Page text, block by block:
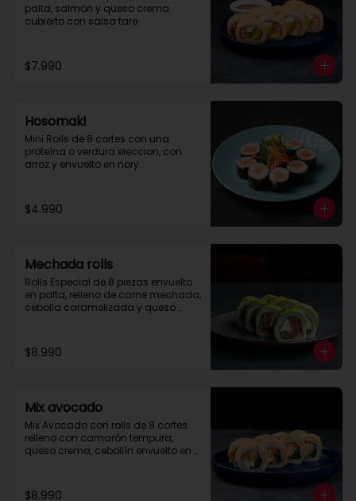
palta, salmón y queso crema
cubierto con salsa tare.
$7.990
Hosomaki
Mini Rolls de 8 cortes con una
proteína o verdura eleccion, con
arroz y envuelto en nory.
$4.990
Mechada rolls
Rolls Especial de 8 piezas envuelto
en palta, relleno de carne mechada,
cebolla caramelizada y queso
$8.990
Mix avocado
Mix Avocado con rolls de 8 cortes
relleno con camarón tempura,
queso crema, cebollín envuelto en
$8.990